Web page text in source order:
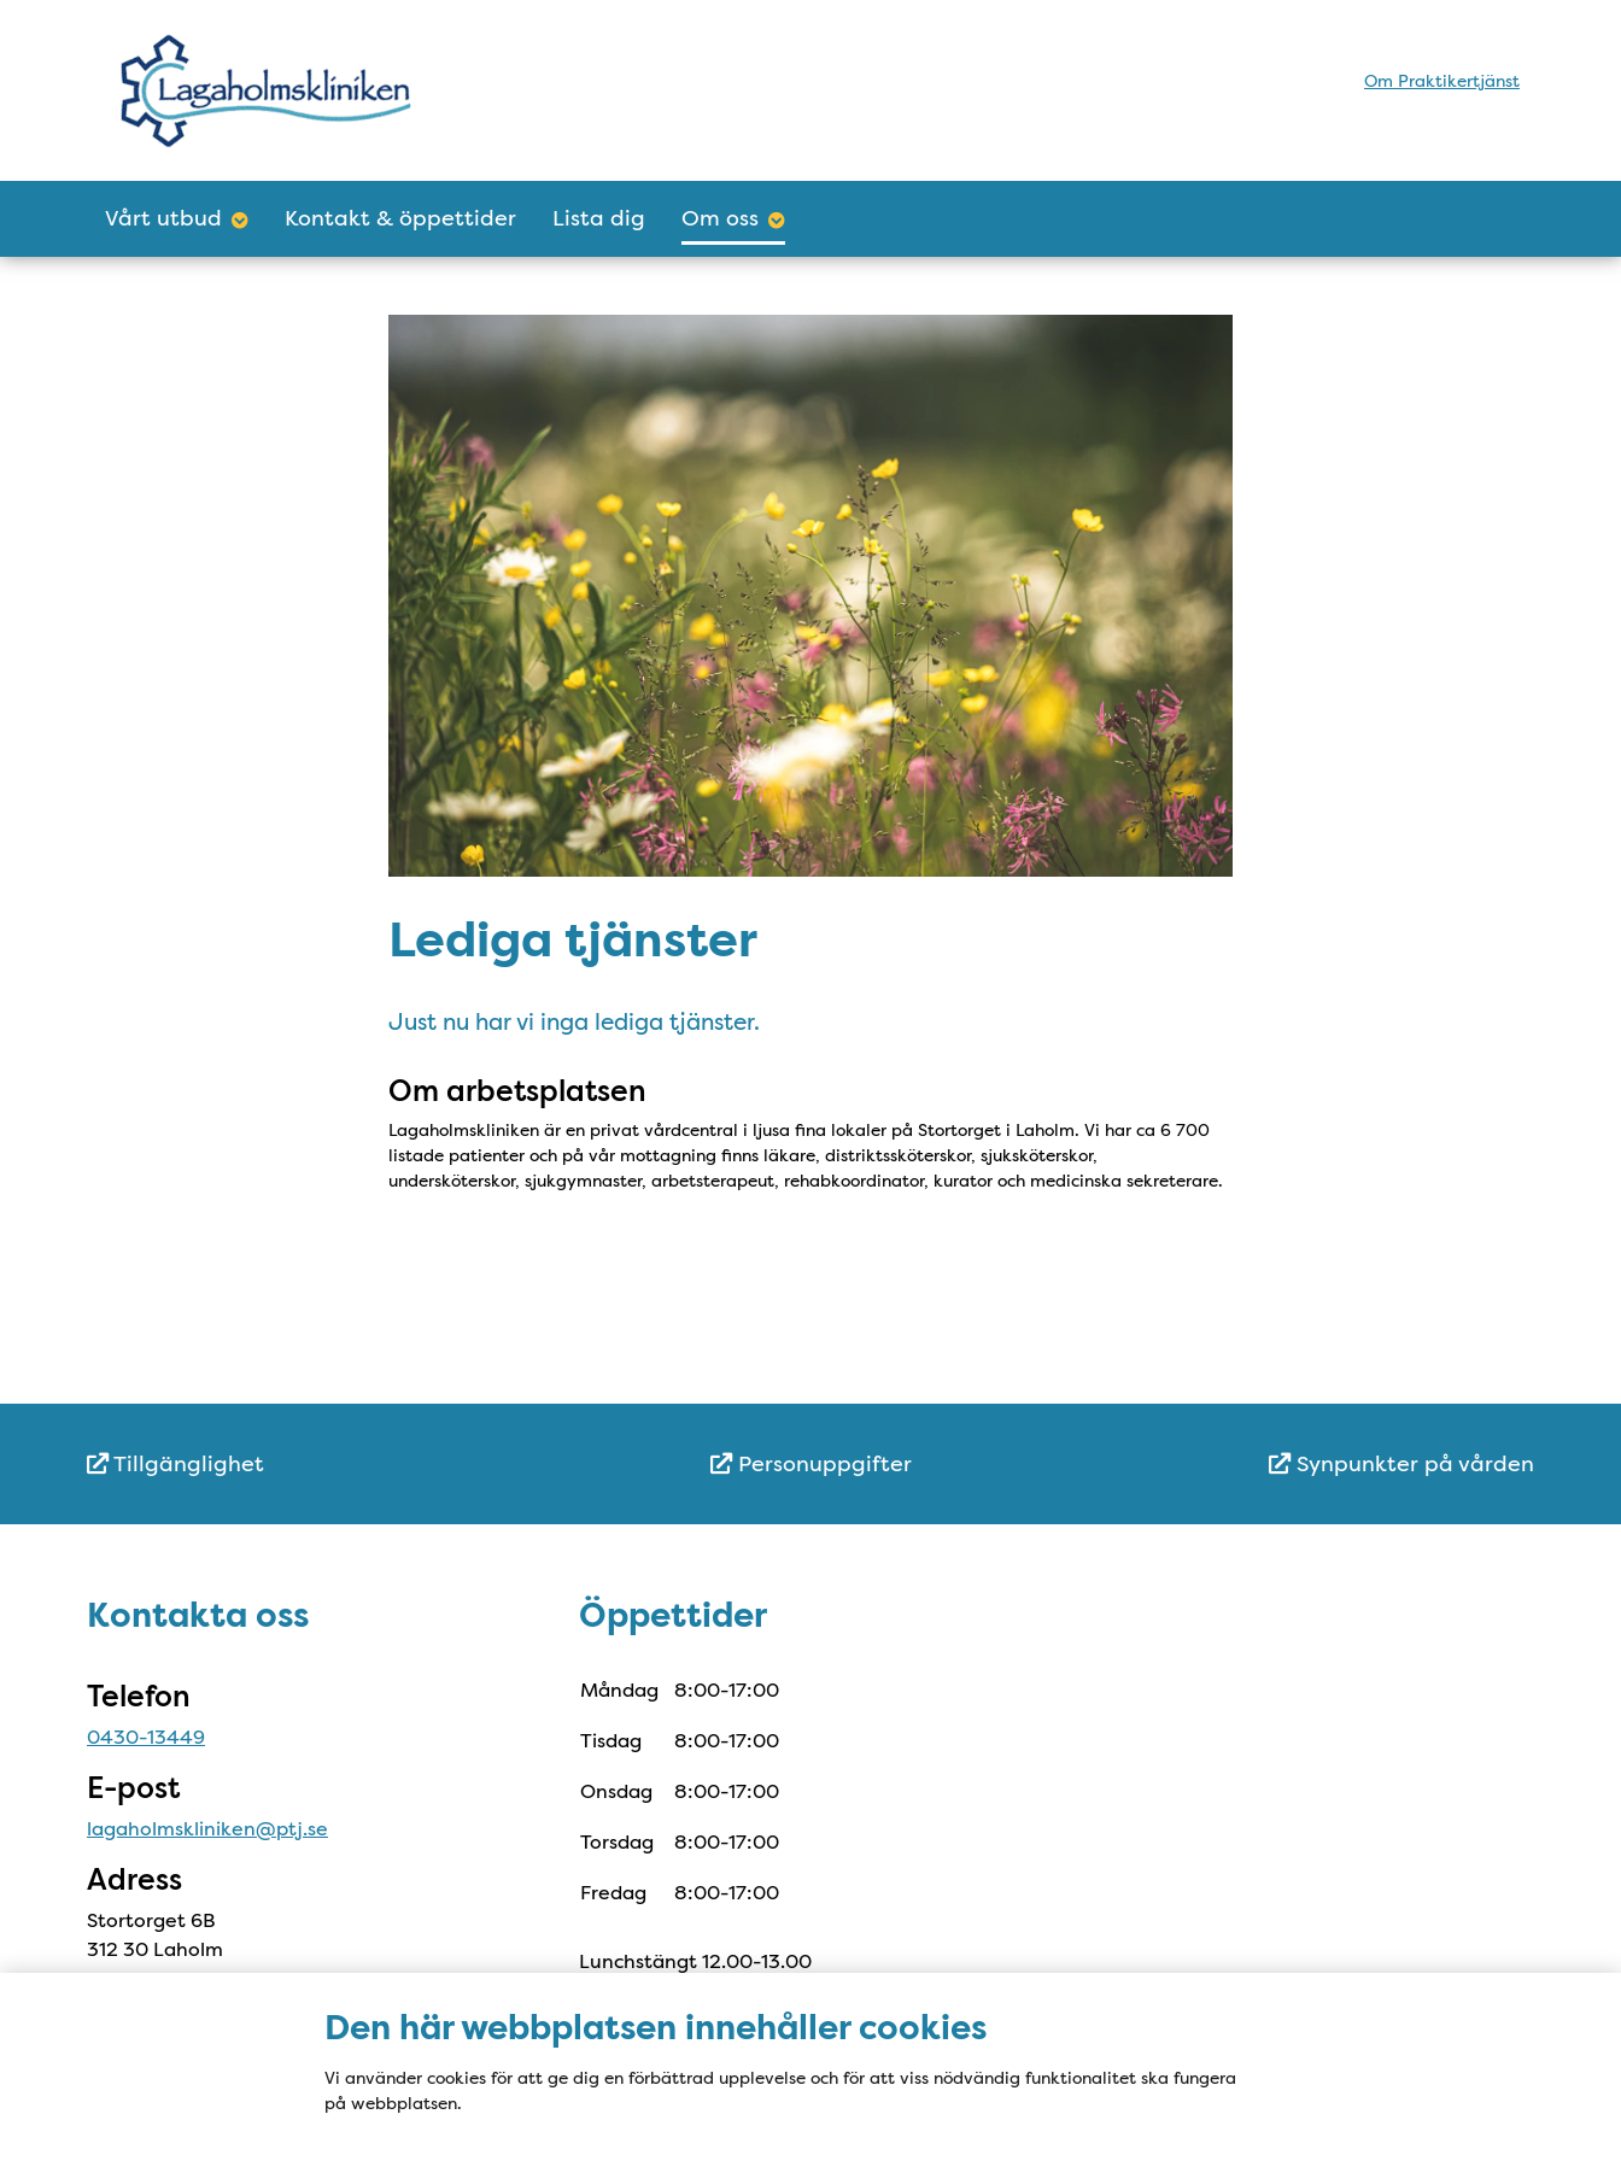
Den här webbplatsen innehåller cookies
Vi använder cookies för att ge dig en förbättrad upplevelse och för att viss nödvändig funktionalitet ska fungera
på webbplatsen.
Tillgänglighetsmeny
Huvudmeny
Om Praktikertjänst
Vårt utbud Kontakt & öppettider Lista dig Om oss
Lediga tjänster
Just nu har vi inga lediga tjänster.
Om arbetsplatsen
Lagaholmskliniken är en privat vårdcentral i ljusa fina lokaler på Stortorget i Laholm. Vi har ca 6 700
listade patienter och på vår mottagning finns läkare, distriktssköterskor, sjuksköterskor,
undersköterskor, sjukgymnaster, arbetsterapeut, rehabkoordinator, kurator och medicinska sekreterare.
Snabblänkar
Tillgänglighet Personuppgifter Synpunkter på vården
Kontakta oss
Kontakta oss
Telefon
0430-13449
E-post
lagaholmskliniken@ptj.se
Adress
Stortorget 6B
312 30 Laholm
Öppettider
Öppettider
Måndag
8:00-17:00
Tisdag
8:00-17:00
Onsdag
8:00-17:00
Torsdag
8:00-17:00
Fredag
8:00-17:00
Lunchstängt 12.00-13.00